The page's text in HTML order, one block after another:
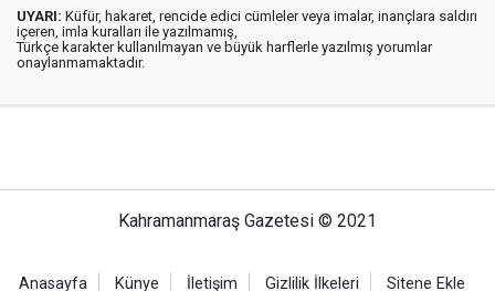
UYARI: Küfür, hakaret, rencide edici cümleler veya imalar, inançlara saldırı
içeren, imla kuralları ile yazılmamış,
Türkçe karakter kullanılmayan ve büyük harflerle yazılmış yorumlar
onaylanmamaktadır.
Kahramanmaraş Gazetesi © 2021
Anasayfa Künye İletişim Gizlilik İlkeleri Sitene Ekle